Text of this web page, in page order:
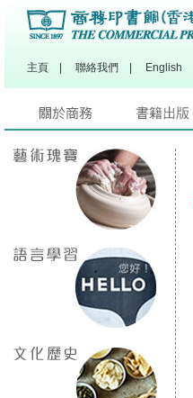
主頁 聯絡我們 English